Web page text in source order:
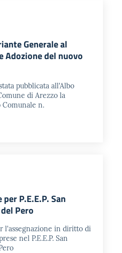
Generale al
Adozione del nuovo
pubblicata all'Albo
di Arezzo la
n.
P.E.E.P. San
Pero
l'assegnazione in diritto di
nel P.E.E.P. San